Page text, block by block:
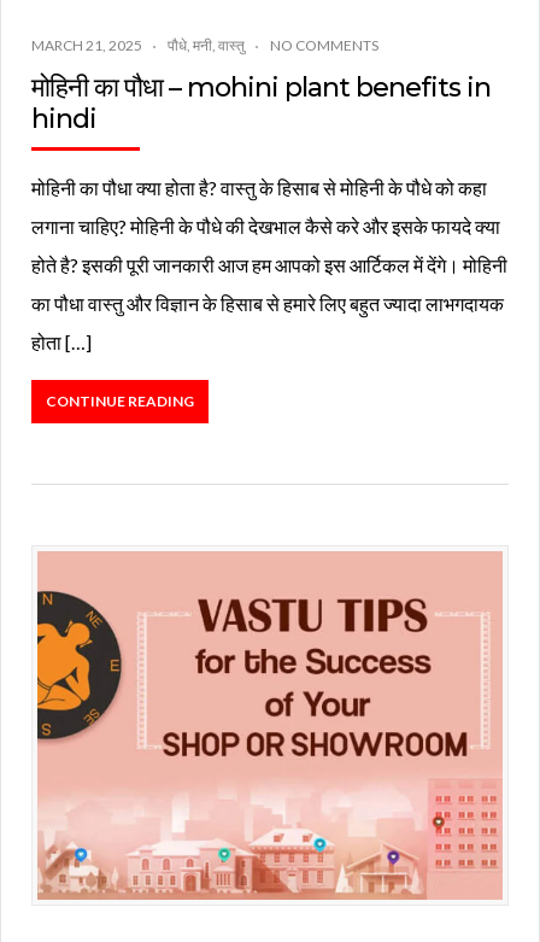
MARCH 21, 2025 पौधे मनी वास्तु NO COMMENTS
मोहिनी का पौधा – mohini plant benefits in
hindi
मोहिनी का पौधा क्या होता है? वास्तु के हिसाब से मोहिनी के पौधे को कहा
लगाना चाहिए? मोहिनी के पौधे की देखभाल कैसे करे और इसके फायदे क्या
होते है? इसकी पूरी जानकारी आज हम आपको इस आर्टिकल में देंगे। मोहिनी
का पौधा वास्तु और विज्ञान के हिसाब से हमारे लिए बहुत ज्यादा लाभगदायक
होता […]
CONTINUE READING